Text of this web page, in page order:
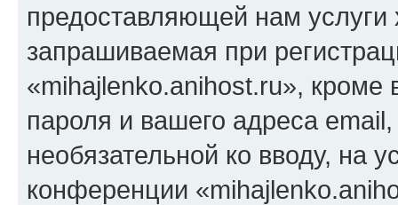
предоставляющей нам
запрашиваемая при
«mihajlenko.anihost.ru», кроме
пароля и вашего адреса
необязательной ко вводу, на
конференции